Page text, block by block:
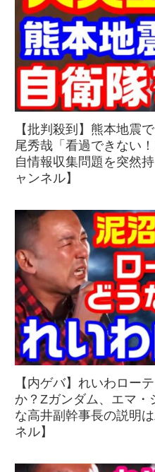
【批判殺到】熊本地震
尾秀哉「看過できない
自情報収集問題を突然
ャンネル】
【内ゲバ】れいわロー
か？Zガンダム、エマ
な高井副幹事長の説明
ネル】